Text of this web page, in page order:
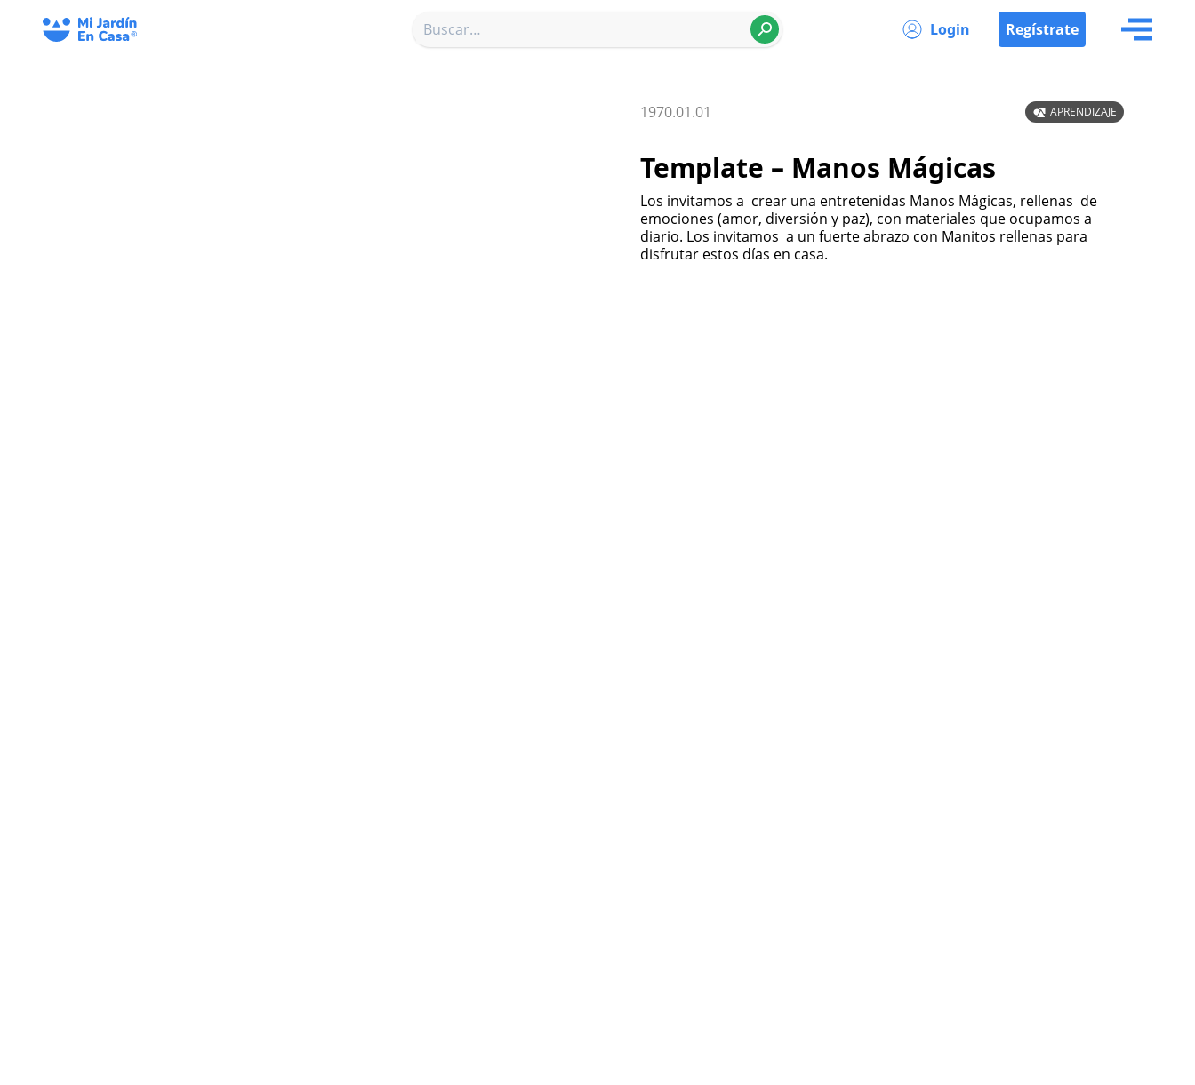
Login Regístrate
1970.01.01 APRENDIZAJE
Template – Manos Mágicas
Los invitamos a crear una entretenidas Manos Mágicas, rellenas de
emociones (amor, diversión y paz), con materiales que ocupamos a
diario. Los invitamos a un fuerte abrazo con Manitos rellenas para
disfrutar estos días en casa.